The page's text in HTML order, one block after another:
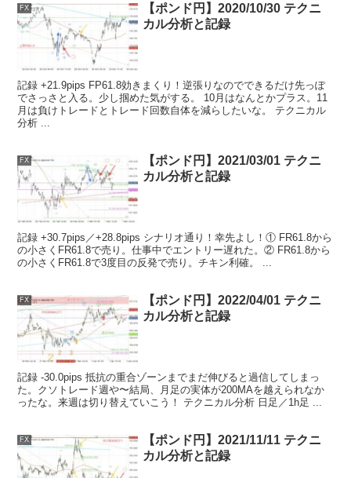
FX
【ポンド円】2020/10/30 テクニ
カル分析と記録
記録 +21.9pips FP61.8効きまくり！逆張りなのでできるだけ先っぽ
でさっさと入る。少し掴めた気がする。 10月はなんとかプラス。11
月は負けトレードとトレード回数自体を減らしたいな。 テクニカル
分析 ...
FX
【ポンド円】2021/03/01 テクニ
カル分析と記録
記録 +30.7pips／+28.8pips シナリオ通り！幸先よし！① FR61.8から
の小さくFR61.8で売り。仕事中でエントリー遅れた。② FR61.8から
の小さくFR61.8で3度目の反発で売り。チキン利確。 ...
FX
【ポンド円】2022/04/01 テクニ
カル分析と記録
記録 -30.0pips 抵抗の重合ゾーンまでまだ伸びると過信してしまっ
た。クソトレード週や〜結局、月足の実体が200MAを越えられなか
ったな。来週は切り替えていこう！ テクニカル分析 日足／1h足 ...
FX
【ポンド円】2021/11/11 テクニ
カル分析と記録